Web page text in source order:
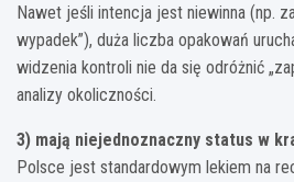
Nawet jeśli intencja jest niewinna (np.
wypadek”), duża liczba opakowań
widzenia kontroli nie da się odróżnić
analizy okoliczności.
3) mają niejednoznaczny status w
Polsce jest standardowym lekiem na